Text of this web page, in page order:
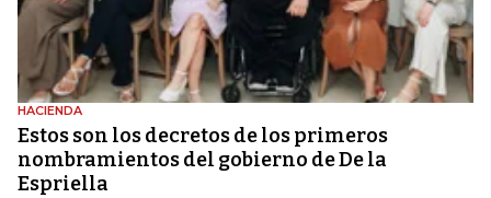
HACIENDA
Estos son los decretos de los primeros
nombramientos del gobierno de De la
Espriella